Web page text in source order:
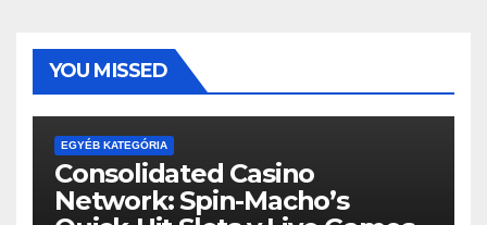
YOU MISSED
EGYÉB KATEGÓRIA
Consolidated Casino
Network: Spin-Macho’s